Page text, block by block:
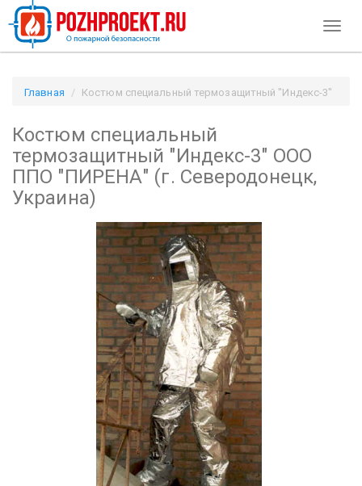
Главная
Костюм специальный термозащитный "Индекс-3"
Костюм специальный
термозащитный "Индекс-3" ООО
ППО "ПИРЕНА" (г. Северодонецк,
Украина)